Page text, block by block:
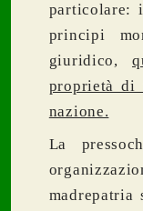
particolare:
principi
giuridico,
proprietà di
nazione.
La
madrepatria